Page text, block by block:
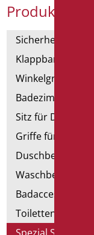
Sicherheitsgriffe
Klappbar und
Winkelgriffe für
Sitz für Dusche
Griffe für
Duschbecken
Waschbecken
Badaccessoires
Toiletten, Bidet